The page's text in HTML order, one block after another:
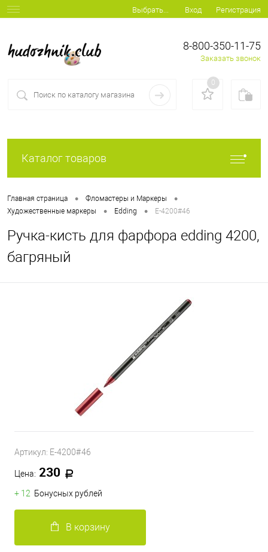
Выбрать... Вход Регистрация
8-800-350-11-75
Заказать звонок
0
Каталог товаров
Главная страница • Фломастеры и Маркеры •
Художественные маркеры • Edding • E-4200#46
Ручка-кисть для фарфора edding 4200,
багряный
Артикул: E-4200#46
Цена: 230
+ 12 Бонусных рублей
В корзину